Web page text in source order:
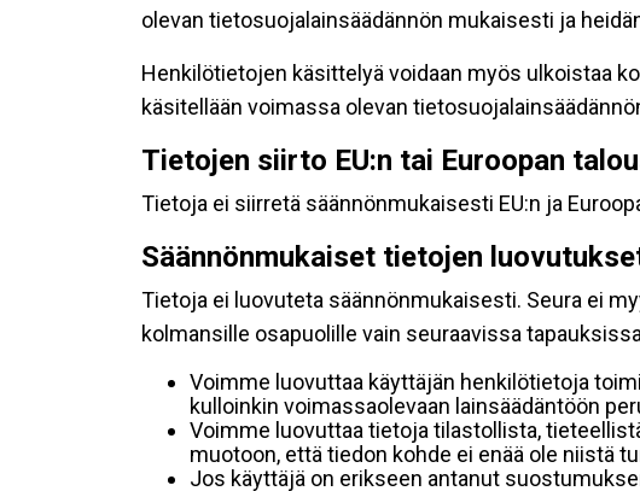
olevan tietosuojalainsäädännön mukaisesti ja
Henkilötietojen käsittelyä voidaan myös ulkoistaa
käsitellään voimassa olevan
Tietojen siirto EU:n tai Euroopan
Tietoja ei siirretä säännönmukaisesti EU:n ja
Säännönmukaiset tietojen
Tietoja ei luovuteta säännönmukaisesti. Seura ei
kolmansille osapuolille vain seuraavissa
Voimme luovuttaa käyttäjän henkilötietoja
kulloinkin voimassaolevaan lainsäädäntöön
Voimme luovuttaa tietoja tilastollista,
muotoon, että tiedon kohde ei enää ole niistä
Jos käyttäjä on erikseen antanut